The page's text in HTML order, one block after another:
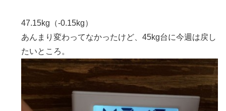
47.15kg（-0.15kg）
あんまり変わってなかったけど、45kg台に今週は戻し
たいところ。